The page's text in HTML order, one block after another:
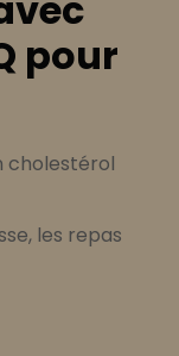
pour
cholestérol
les repas